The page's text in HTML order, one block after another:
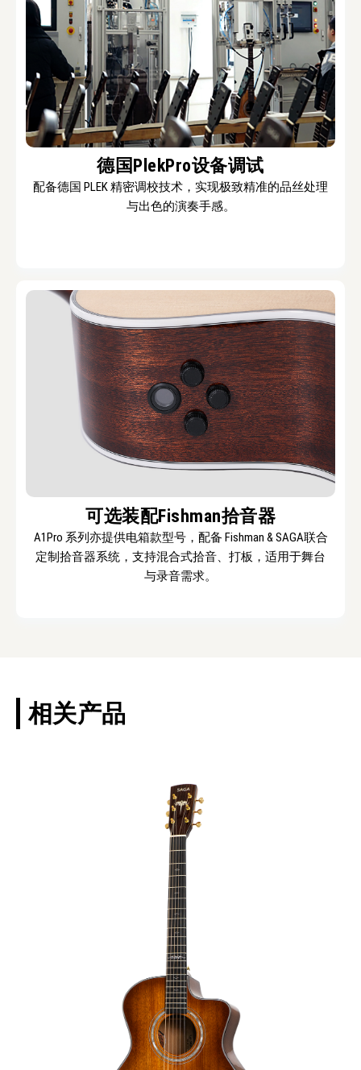
德国PlekPro设备调试
配备德国 PLEK 精密调校技术，实现极致精准的品丝处理
与出色的演奏手感。
可选装配Fishman拾音器
A1Pro 系列亦提供电箱款型号，配备 Fishman & SAGA联合
定制拾音器系统，支持混合式拾音、打板，适用于舞台
与录音需求。
相关产品